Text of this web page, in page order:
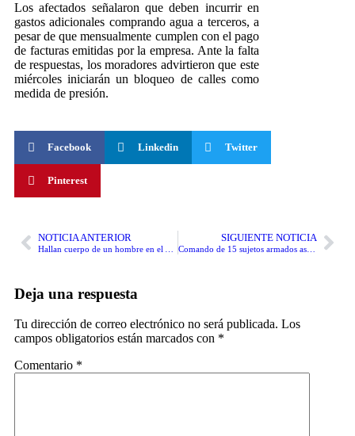
Los afectados señalaron que deben incurrir en
gastos adicionales comprando agua a terceros, a
pesar de que mensualmente cumplen con el pago
de facturas emitidas por la empresa. Ante la falta
de respuestas, los moradores advirtieron que este
miércoles iniciarán un bloqueo de calles como
medida de presión.
Facebook Linkedin Twitter
Pinterest
NOTICIA ANTERIOR SIGUIENTE NOTICIA
Comando de 15 sujetos armados asalta vivienda en la carretera Iquitos-Nauta
Deja una respuesta
Tu dirección de correo electrónico no será publicada. Los
campos obligatorios están marcados con *
Comentario *